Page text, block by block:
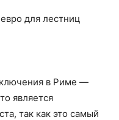
для лестниц
в Риме —
является
так как это самый